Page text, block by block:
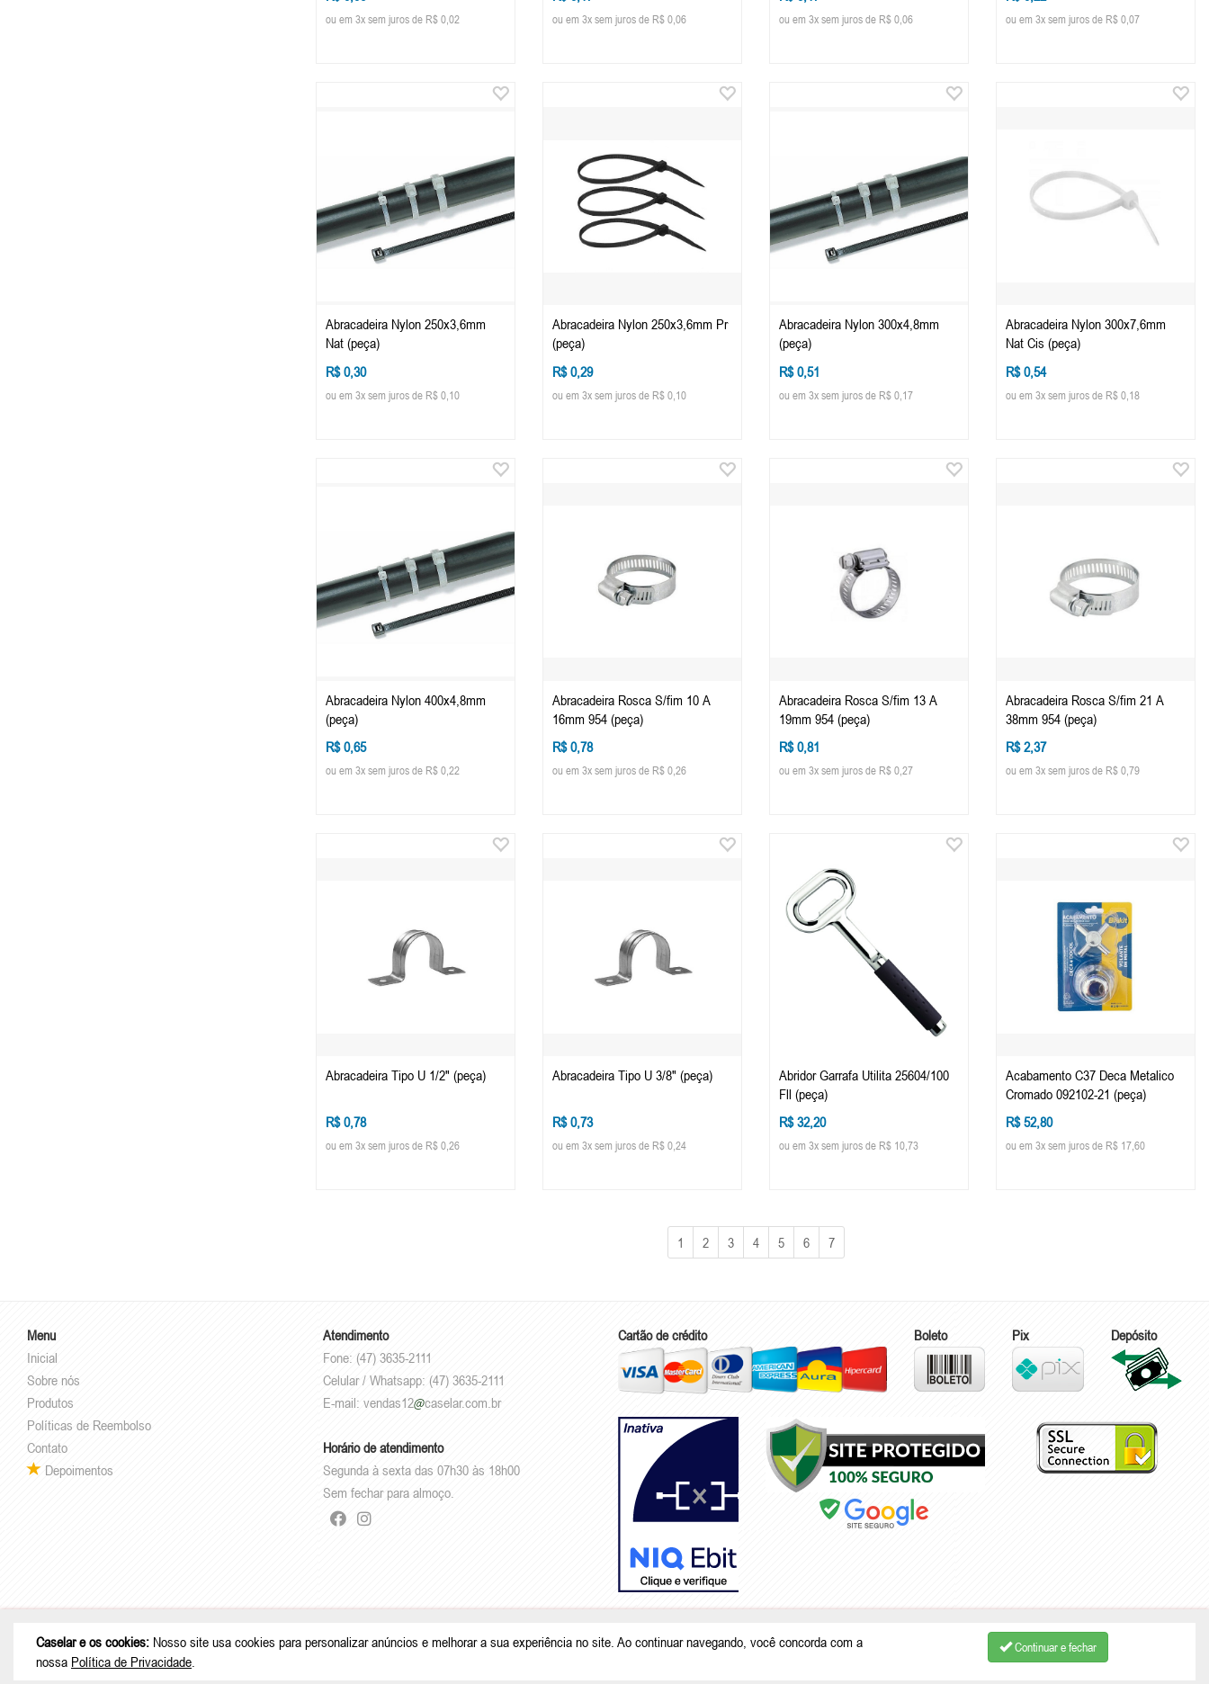
ou em 3x sem juros de R$ 0,02 ou em 3x sem juros de R$ 0,06 ou em 3x sem juros de R$ 0,06 ou em 3x sem juros de R$ 0,07
Abracadeira Nylon 250x3,6mm
Nat (peça)
R$ 0,30
ou em 3x sem juros de R$ 0,10
Abracadeira Nylon 250x3,6mm Pr
(peça)
R$ 0,29
ou em 3x sem juros de R$ 0,10
Abracadeira Nylon 300x4,8mm
(peça)
R$ 0,51
ou em 3x sem juros de R$ 0,17
Abracadeira Nylon 300x7,6mm
Nat Cis (peça)
R$ 0,54
ou em 3x sem juros de R$ 0,18
Abracadeira Nylon 400x4,8mm
(peça)
R$ 0,65
ou em 3x sem juros de R$ 0,22
Abracadeira Rosca S/fim 10 A
16mm 954 (peça)
R$ 0,78
ou em 3x sem juros de R$ 0,26
Abracadeira Rosca S/fim 13 A
19mm 954 (peça)
R$ 0,81
ou em 3x sem juros de R$ 0,27
Abracadeira Rosca S/fim 21 A
38mm 954 (peça)
R$ 2,37
ou em 3x sem juros de R$ 0,79
Abracadeira Tipo U 1/2" (peça)
R$ 0,78
ou em 3x sem juros de R$ 0,26
Abracadeira Tipo U 3/8" (peça)
R$ 0,73
ou em 3x sem juros de R$ 0,24
Abridor Garrafa Utilita 25604/100
Fll (peça)
R$ 32,20
ou em 3x sem juros de R$ 10,73
Acabamento C37 Deca Metalico
Cromado 092102-21 (peça)
R$ 52,80
ou em 3x sem juros de R$ 17,60
1 2 3 4 5 6 7
Menu
Inicial
Sobre nós
Produtos
Políticas de Reembolso
Contato
Depoimentos
Atendimento
Fone: (47) 3635-2111
Celular / Whatsapp: (47) 3635-2111
E-mail: vendas12 caselar.com.br
Horário de atendimento
Segunda à sexta das 07h30 às 18h00
Sem fechar para almoço.
Cartão de crédito Boleto Pix Depósito
© Copyright 2026 - Caselar - CNPJ: 05.101.950/0001-26 | Rodovia Deputado Genésio Tureck, 222 - Boehmerwald - São Bento do Sul - SC | CEP: 89287-875
Caselar e os cookies: Nosso site usa cookies para personalizar anúncios e melhorar a sua experiência no site. Ao continuar navegando, você concorda com a
nossa Política de Privacidade
Continuar e fechar